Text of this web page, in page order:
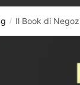
/ Il Book di